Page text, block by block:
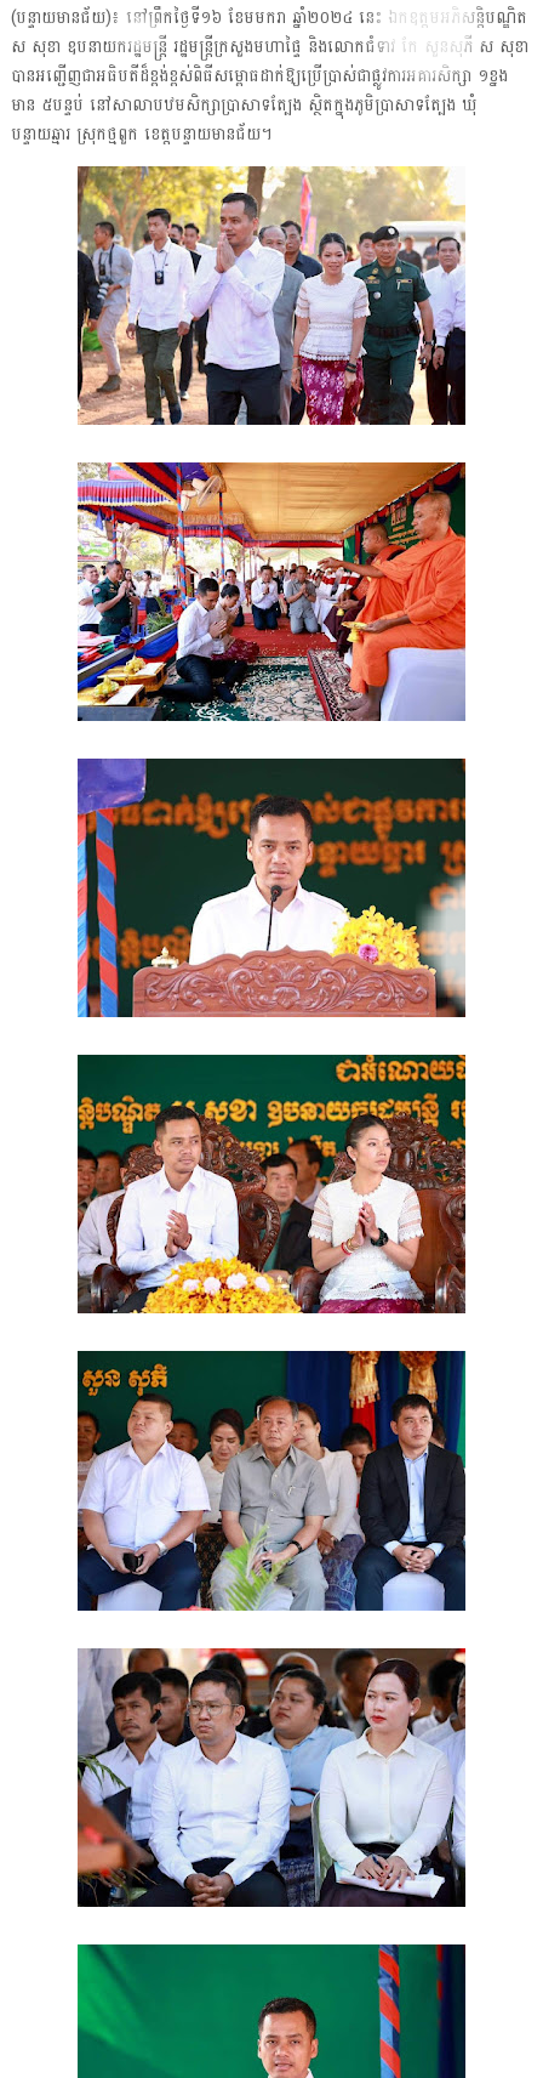
(បន្ទាយមានជ័យ)៖ នៅព្រឹកថ្ងៃទី១៦ ខែមមករា ឆ្នាំ២០២៤ នេះ ឯកឧត្តមអភិសន្តិបណ្ឌិត
ស សុខា ឧបនាយករដ្ឋមន្ត្រី រដ្ឋមន្ត្រីក្រសួងមហាផ្ទៃ និងលោកជំទាវ កែ សួនសុភី ស សុខា
បានអញ្ជើញជាអធិបតីដ៏ខ្ពង់ខ្ពស់ពិធីសម្ពោធដាក់ឱ្យប្រើប្រាស់ជាផ្លូវការអគារសិក្សា ១ខ្នង
មាន ៥បន្ទប់ នៅសាលាបឋមសិក្សាប្រាសាទត្បែង ស្ថិតក្នុងភូមិប្រាសាទត្បែង ឃុំ
បន្ទាយឆ្មារ ស្រុកថ្មពួក ខេត្តបន្ទាយមានជ័យ។